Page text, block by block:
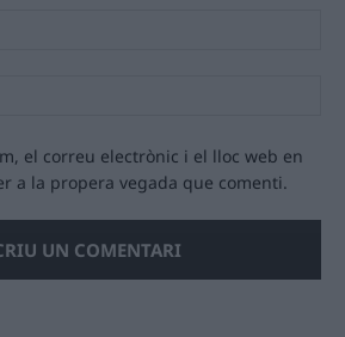
el correu electrònic i el lloc web en
a la propera vegada que comenti.